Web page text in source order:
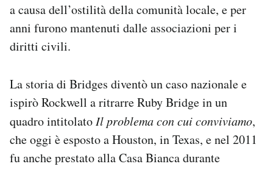
a causa dell’ostilità della comunità locale, e per
anni furono mantenuti dalle associazioni per i
diritti civili.
La storia di Bridges diventò un caso nazionale e
ispirò Rockwell a ritrarre Ruby Bridge in un
quadro intitolato Il problema con cui conviviamo,
che oggi è esposto a Houston, in Texas, e nel 2011
fu anche prestato alla Casa Bianca durante